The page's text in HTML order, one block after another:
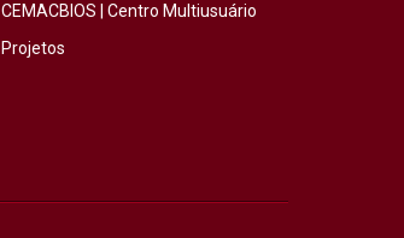
CEMACBIOS | Centro Multiusuário
Projetos